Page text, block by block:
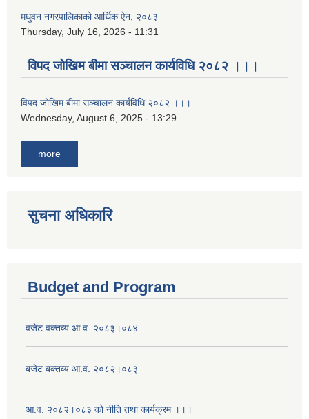
मधुवन नगरपालिकाको आर्थिक ऐन, २०८३
Thursday, July 16, 2026 - 11:31
विपद जोखिम बीमा सञ्चालन कार्यविधि २०८२ ।।।
विपद जोखिम बीमा सञ्चालन कार्यविधि २०८२ ।।।
Wednesday, August 6, 2025 - 13:29
more
सुचना अधिकारि
Budget and Program
वजेट वक्तव्य आ.व. २०८३।०८४
बजेट बक्तव्य आ.व. २०८२।०८३
आ.व. २०८२।०८३ को नीति तथा कार्यक्रम ।।।